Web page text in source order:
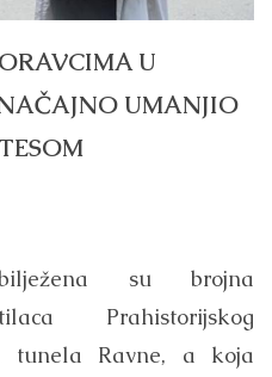
U
UMANJIO
su brojna
Prahistorijskog
tunela Ravne, a koja